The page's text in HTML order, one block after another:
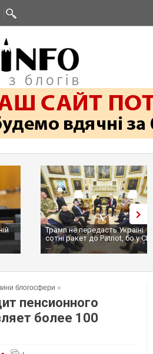
Трамп не передасть Україні
сотні ракет до Patriot, бо у
...
блогосфери »
пенсионного
более 100